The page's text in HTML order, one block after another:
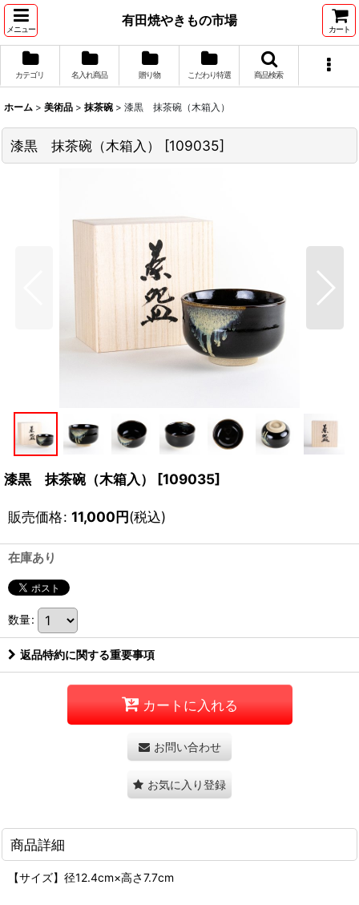
メニュー
有田焼やきもの市場
カート
カテゴリ 名入れ商品 贈り物 こだわり特選 商品検索
ホーム > 美術品 > 抹茶碗 > 漆黒 抹茶碗（木箱入）
漆黒 抹茶碗（木箱入） [109035]
漆黒 抹茶碗（木箱入） [109035]
販売価格: 11,000円(税込)
在庫あり
数量:
返品特約に関する重要事項
カートに入れる
お問い合わせ
お気に入り登録
商品詳細
【サイズ】径12.4cm×高さ7.7cm